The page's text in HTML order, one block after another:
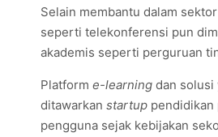
Selain membantu dalam
seperti telekonferensi pun
akademis seperti perguruan
Platform e-learning dan solusi
ditawarkan startup pendidikan
pengguna sejak kebijakan